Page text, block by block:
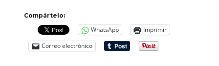
Compártelo:
WhatsApp
Imprimir
Correo electrónico